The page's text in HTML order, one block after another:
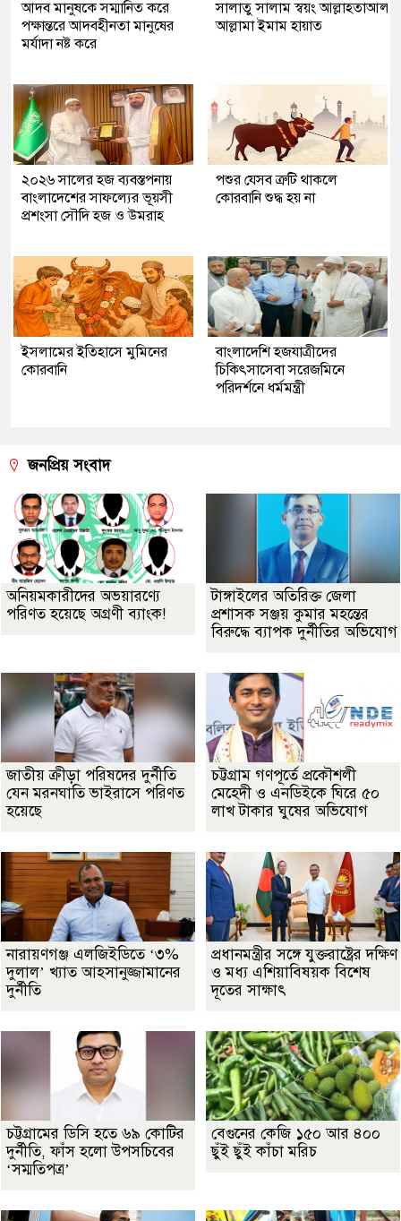
আদব মানুষকে সম্মানিত করে
পক্ষান্তরে আদবহীনতা মানুষের
মর্যাদা নষ্ট করে
সালাতু সালাম স্বয়ং
আল্লামা ইমাম হায়াত
২০২৬ সালের হজ ব্যবস্তপনায়
বাংলাদেশের সাফল্যের ভূয়সী
প্রশংসা সৌদি হজ ও উমরাহ
পশুর যেসব ত্রুটি থাকলে
কোরবানি শুদ্ধ হয় না
ইসলামের ইতিহাসে মুমিনের
কোরবানি
বাংলাদেশি হজযাত্রীদের
চিকিৎসাসেবা সরেজমিনে
পরিদর্শনে ধর্মমন্ত্রী
জনপ্রিয় সংবাদ
অনিয়মকারীদের অভয়ারণ্যে
পরিণত হয়েছে অগ্রণী ব্যাংক!
টাঙ্গাইলের অতিরিক্ত জেলা
প্রশাসক সঞ্জয় কুমার মহন্তের
বিরুদ্ধে ব্যাপক দুর্নীতির অভিযোগ
জাতীয় ক্রীড়া পরিষদের দুর্নীতি
যেন মরনঘাতি ভাইরাসে পরিণত
হয়েছে
চট্টগ্রাম গণপূর্তে প্রকৌশলী
মেহেদী ও এনডিইকে ঘিরে ৫০
লাখ টাকার ঘুষের অভিযোগ
নারায়ণগঞ্জ এলজিইডিতে ‘৩%
দুলাল’ খ্যাত আহসানুজ্জামানের
দুর্নীতি
প্রধানমন্ত্রীর সঙ্গে যুক্তরাষ্ট্রের দক্ষিণ
ও মধ্য এশিয়াবিষয়ক বিশেষ
দূতের সাক্ষাৎ
চট্টগ্রামের ডিসি হতে ৬৯ কোটির
দুর্নীতি, ফাঁস হলো উপসচিবের
‘সম্মতিপত্র’
বেগুনের কেজি ১৫০ আর ৪০০
ছুঁই ছুঁই কাঁচা মরিচ